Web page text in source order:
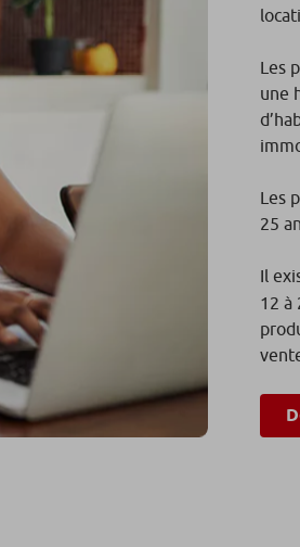
Les
une
Les
25
Il
12 à